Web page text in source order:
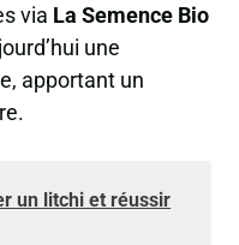
via La Semence Bio
une
apportant un
un litchi et réussir